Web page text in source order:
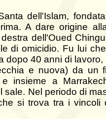
dell'Islam,
A dare origine
dell'Oued
di omicidio. Fu lui
dopo 40 anni di
e nuova) da un
e insieme a
sale. Nel periodo di
si trova tra i